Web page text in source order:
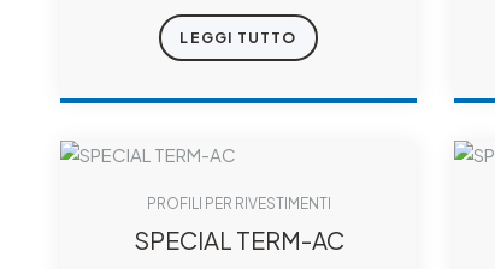
LEGGI TUTTO
PROFILI PER RIVESTIMENTI
SPECIAL TERM-AC